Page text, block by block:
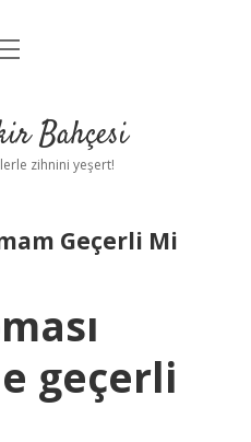
UyarıBahçesi
zihnini yeşert!
Geçerli Mi
geçerli